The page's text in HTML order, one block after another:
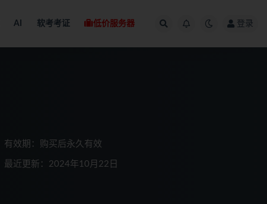
AI 软考考证 低价服务器 登录
有效期：购买后永久有效
最近更新：2024年10月22日